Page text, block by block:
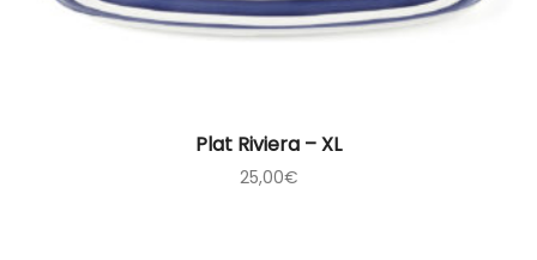
Plat Riviera – XL
25,00€